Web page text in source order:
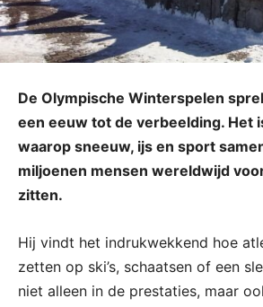
De Olympische Winterspelen
een eeuw tot de verbeelding. Het
waarop sneeuw, ijs en sport
miljoenen mensen wereldwijd
zitten.
Hij vindt het indrukwekkend hoe
zetten op ski’s, schaatsen of een
niet alleen in de prestaties, maar